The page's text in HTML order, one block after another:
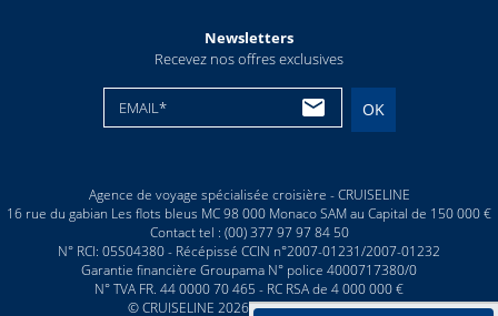
Newsletters
Recevez nos offres exclusives
EMAIL* OK
Agence de voyage spécialisée croisière - CRUISELINE
16 rue du gabian Les flots bleus MC 98 000 Monaco SAM au Capital de 150 000 €
Contact tel : (00) 377 97 97 84 50
N° RCI: 05S04380 - Récépissé CCIN n°2007-01231/2007-01232
Garantie financière Groupama N° police 4000717380/0
N° TVA FR. 44 0000 70 465 - RC RSA de 4 000 000 €
© CRUISELINE 2026 - all rights reserved